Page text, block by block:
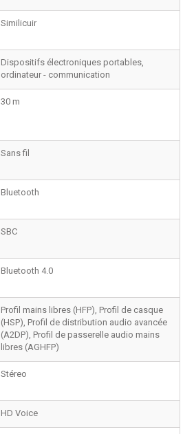
Similicuir
Dispositifs électroniques portables,
ordinateur - communication
30 m
Sans fil
Bluetooth
SBC
Bluetooth 4.0
Profil mains libres (HFP), Profil de casque
(HSP), Profil de distribution audio avancée
(A2DP), Profil de passerelle audio mains
libres (AGHFP)
Stéreo
HD Voice